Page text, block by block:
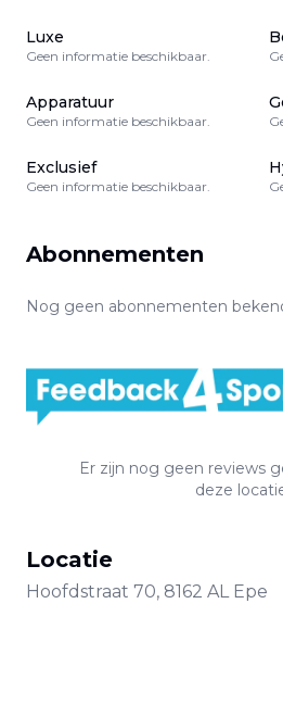
Luxe
Geen informatie beschikbaar.
Apparatuur
Geen informatie beschikbaar.
Exclusief
Geen informatie beschikbaar.
Abonnementen
Nog geen abonnementen
Er zijn nog geen reviews
deze
Locatie
Hoofdstraat 70, 8162 AL Epe